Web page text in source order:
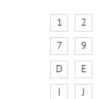
1 2
7
9
D
E
I
J